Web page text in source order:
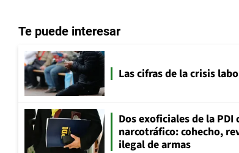
Te puede interesar
Las cifras de la crisis
Dos exoficiales de la
narcotráfico: cohecho,
ilegal de armas